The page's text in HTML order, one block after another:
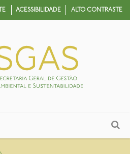
ACESSIBILIDADE ALTO CONTRASTE
Busca
Busca Avançada…